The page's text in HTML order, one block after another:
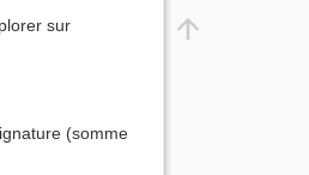
sur
(somme